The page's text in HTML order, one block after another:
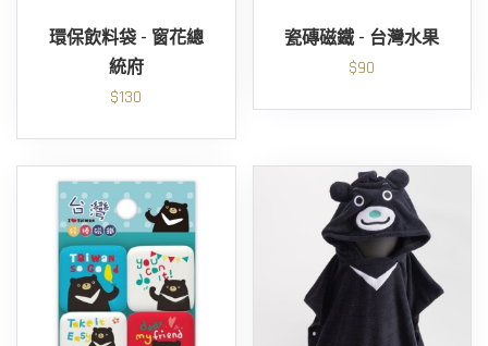
環保飲料袋 - 窗花總
統府
$130
瓷磚磁鐵 - 台灣水果
$90